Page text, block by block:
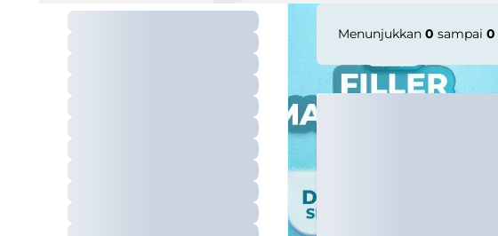
Menunjukkan 0 sampai 0